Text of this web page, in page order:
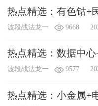
热点精选：有色钴+
波段战法龙一 9668
热点精选：数据中
波段战法龙一 9577
热点精选：小金属+